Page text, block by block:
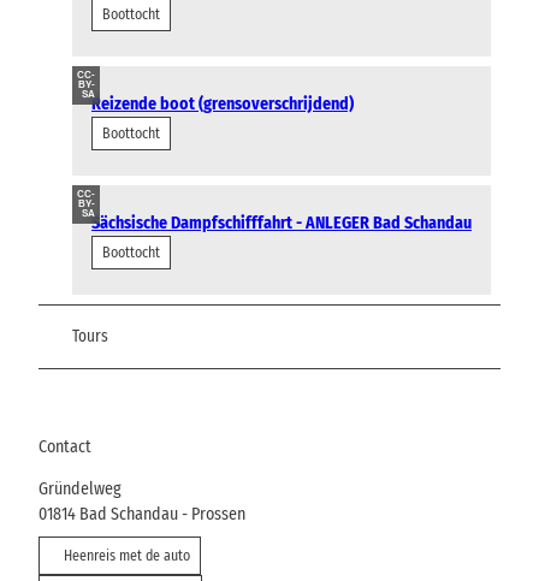
Boottocht
CC-
BY-
SAReizende boot (grensoverschrijdend)
Boottocht
CC-
BY-
SASächsische Dampfschifffahrt - ANLEGER Bad Schandau
Boottocht
Tours
Contact
Gründelweg
01814 Bad Schandau- Prossen
Heenreis met de auto